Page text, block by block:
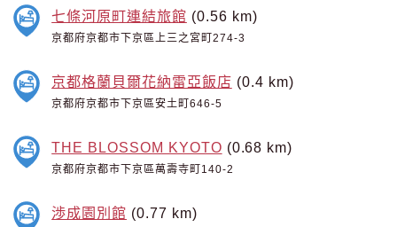
七條河原町連結旅館 (0.56 km)
京都府京都市下京區上三之宮町274-3
京都格蘭貝爾花納雷亞飯店 (0.4 km)
京都府京都市下京區安土町646-5
THE BLOSSOM KYOTO (0.68 km)
京都府京都市下京區萬壽寺町140-2
渉成園別館 (0.77 km)